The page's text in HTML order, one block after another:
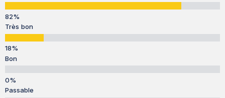
Très bon
Bon
Passable